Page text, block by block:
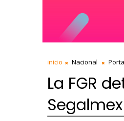
inicio Nacional
La FGR
Segalmex